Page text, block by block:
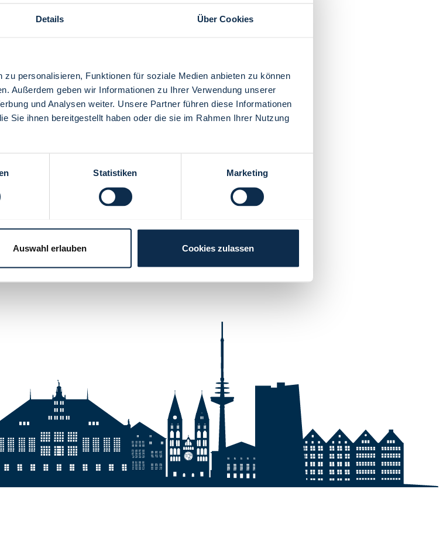
Details Über Cookies
personalisieren, Funktionen für soziale Medien anbieten zu können
Außerdem geben wir Informationen zu Ihrer Verwendung unserer
und Analysen weiter. Unsere Partner führen diese Informationen
Sie ihnen bereitgestellt haben oder die sie im Rahmen Ihrer Nutzung
Statistiken Marketing
Auswahl erlauben Cookies zulassen
Menü